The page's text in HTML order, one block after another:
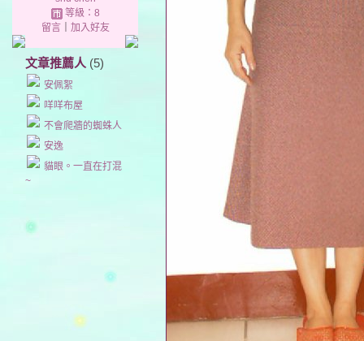
等級：8
留言｜ 加入好友
文章推薦人 (5)
安佩絮
咩咩布屋
不會爬牆的蜘蛛人
安逸
貓眼。一直在打混
~